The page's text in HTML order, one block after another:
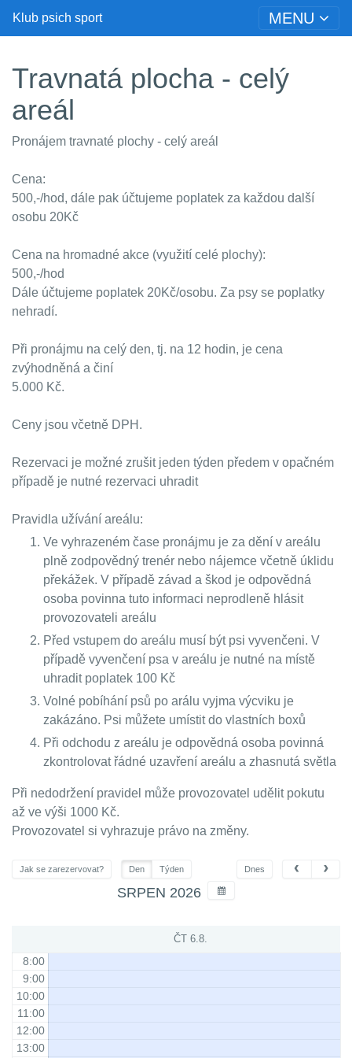
Klub psich sport MENU
Travnatá plocha - celý
areál
Pronájem travnaté plochy - celý areál
Cena:
500,-/hod, dále pak účtujeme poplatek za každou další
osobu 20Kč
Cena na hromadné akce (využití celé plochy):
500,-/hod
Dále účtujeme poplatek 20Kč/osobu. Za psy se poplatky
nehradí.
Při pronájmu na celý den, tj. na 12 hodin, je cena
zvýhodněná a činí
5.000 Kč.
Ceny jsou včetně DPH.
Rezervaci je možné zrušit jeden týden předem v opačném
případě je nutné rezervaci uhradit
Pravidla užívání areálu:
Ve vyhrazeném čase pronájmu je za dění v areálu
plně zodpovědný trenér nebo nájemce včetně úklidu
překážek. V případě závad a škod je odpovědná
osoba povinna tuto informaci neprodleně hlásit
provozovateli areálu
Před vstupem do areálu musí být psi vyvenčeni. V
případě vyvenčení psa v areálu je nutné na místě
uhradit poplatek 100 Kč
Volné pobíhání psů po arálu vyjma výcviku je
zakázáno. Psi můžete umístit do vlastních boxů
Při odchodu z areálu je odpovědná osoba povinná
zkontrolovat řádné uzavření areálu a zhasnutá světla
Při nedodržení pravidel může provozovatel udělit pokutu
až ve výši 1000 Kč.
Provozovatel si vyhrazuje právo na změny.
Jak se zarezervovat? Den Týden Dnes
SRPEN 2026
ČT 6.8.
8:00
9:00
10:00
11:00
12:00
13:00